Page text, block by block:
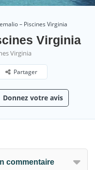
– Piscines Virginia
Virginia
Virginia
Partager
Donnez votre avis
commentaire